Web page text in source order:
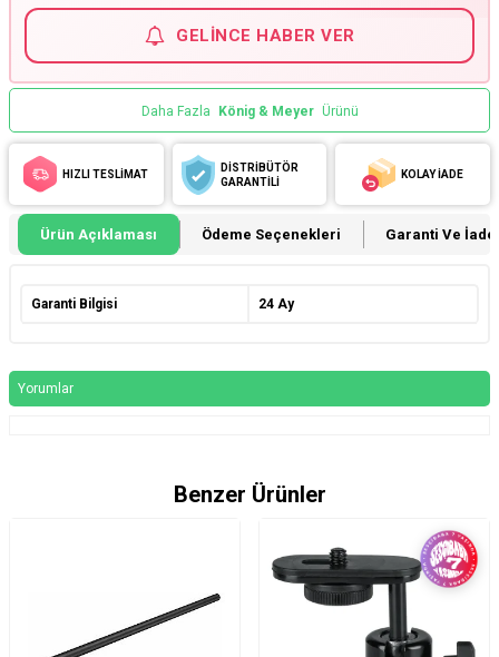
GELINCE HABER VER
Daha Fazla König & Meyer Ürünü
HIZLI TESLİMAT
DİSTRİBÜTÖR
GARANTİLİ
KOLAY İADE
Ürün Açıklaması Ödeme Seçenekleri Garanti Ve İade
Garanti Bilgisi 24 Ay
Yorumlar
Benzer Ürünler